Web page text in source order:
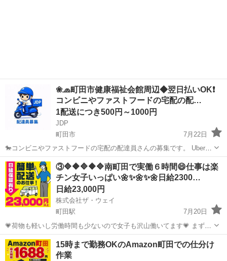
❀🧢町田市健康福祉会館周辺◆翌日払いOK❗️
コンビニやファストフードの宅配の配…
1配送につき500円～1000円
JDP
町田市
7月22日
🐎コンビニやファストフードの宅配の配達員さんの募集です。 Uber
eatsや出前館のように配達専用アプリを使用していただき、オファー
内容を確認していただいてから受ける受けないは自由となります。 配
達時の使用...
東京 町田市 配送 ファストフード
③🔷🔶🔷🔶🔷南町田で実働６時間😄仕事は楽
チン女子いっぱい🌼✨🌼✨🌼日給2300…
日給23,000円
株式会社ザ・ウェイ
町田駅
7月20日
💗荷物も軽いし労働時間も少ないので女子も沢山働いてます💗 まずは
拠店に営業車で直行直帰❗️ 実働６時間の仕事ってこんな感じですよ😄
午前中に３時間配送・・・ ゆっくりお昼休み・・・ 午後から２時くら
いか...
東京 町田市 町田駅 配送
15時まで勤務OKのAmazon町田での仕分け
作業